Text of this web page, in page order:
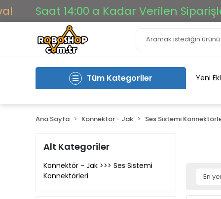
14:00 a Kadar Verilen Siparişler Aynı
Tüm Kategoriler Yeni
Ana Sayfa Konnektör - Jak Ses Sistemi
Alt Kategoriler
Konnektör - Jak >>> Ses Sistemi
Konnektörleri